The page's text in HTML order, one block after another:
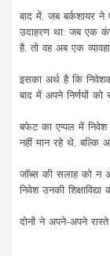
बाद में, जब बर्कशायर ने
उदाहरण था: जब एक
है, तो वह अब एक
इसका अर्थ है कि
बाद में अपने निर्णयों को
बफेट का एप्पल में
नहीं मान रहे थे, बल्कि
जॉब्स की सलाह को न
निवेश उनकी
दोनों ने अपने-अपने